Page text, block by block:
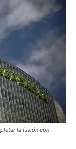
la fusión con